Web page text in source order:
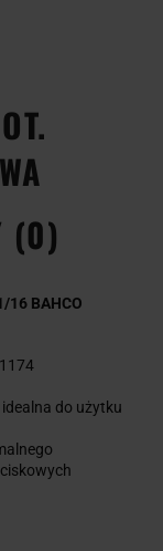
(0)
16 BAHCO
do użytku